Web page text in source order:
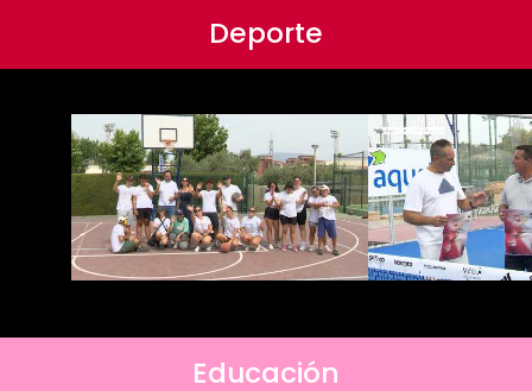
Deporte
Educación